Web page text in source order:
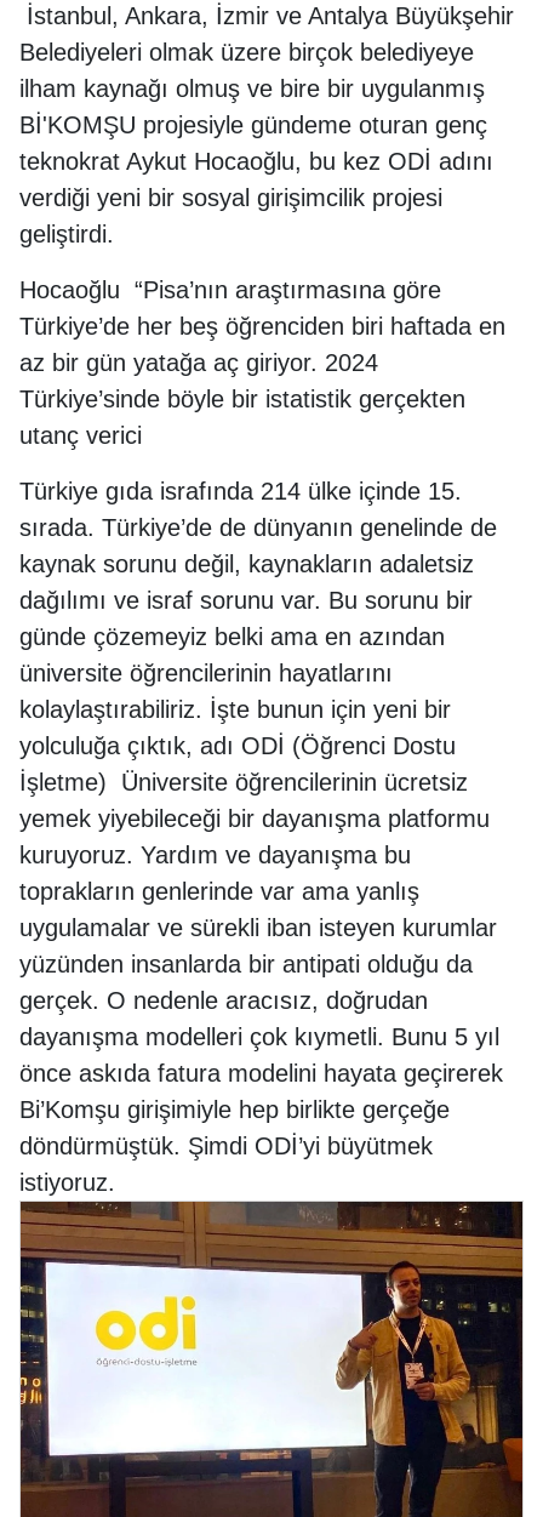
İstanbul, Ankara, İzmir ve Antalya Büyükşehir
Belediyeleri olmak üzere birçok belediyeye
ilham kaynağı olmuş ve bire bir uygulanmış
Bİ'KOMŞU projesiyle gündeme oturan genç
teknokrat Aykut Hocaoğlu, bu kez ODİ adını
verdiği yeni bir sosyal girişimcilik projesi
geliştirdi.
Hocaoğlu “Pisa’nın araştırmasına göre
Türkiye’de her beş öğrenciden biri haftada en
az bir gün yatağa aç giriyor. 2024
Türkiye’sinde böyle bir istatistik gerçekten
utanç verici
Türkiye gıda israfında 214 ülke içinde 15.
sırada. Türkiye’de de dünyanın genelinde de
kaynak sorunu değil, kaynakların adaletsiz
dağılımı ve israf sorunu var. Bu sorunu bir
günde çözemeyiz belki ama en azından
üniversite öğrencilerinin hayatlarını
kolaylaştırabiliriz. İşte bunun için yeni bir
yolculuğa çıktık, adı ODİ (Öğrenci Dostu
İşletme) Üniversite öğrencilerinin ücretsiz
yemek yiyebileceği bir dayanışma platformu
kuruyoruz. Yardım ve dayanışma bu
toprakların genlerinde var ama yanlış
uygulamalar ve sürekli iban isteyen kurumlar
yüzünden insanlarda bir antipati olduğu da
gerçek. O nedenle aracısız, doğrudan
dayanışma modelleri çok kıymetli. Bunu 5 yıl
önce askıda fatura modelini hayata geçirerek
Bi’Komşu girişimiyle hep birlikte gerçeğe
döndürmüştük. Şimdi ODİ’yi büyütmek
istiyoruz.